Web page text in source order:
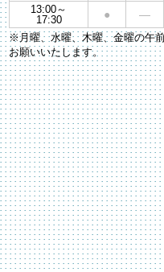
13:00～
17:30
● ―
※月曜、水曜、木曜、金曜の午
お願いいたします。